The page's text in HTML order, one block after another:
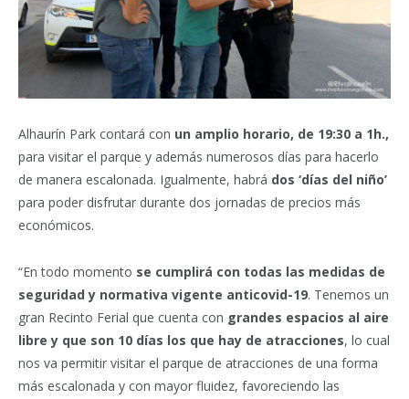
Alhaurín Park contará con un amplio horario, de 19:30 a 1h.,
para visitar el parque y además numerosos días para hacerlo
de manera escalonada. Igualmente, habrá dos ‘días del niño’
para poder disfrutar durante dos jornadas de precios más
económicos.
“En todo momento se cumplirá con todas las medidas de
seguridad y normativa vigente anticovid-19. Tenemos un
gran Recinto Ferial que cuenta con grandes espacios al aire
libre y que son 10 días los que hay de atracciones, lo cual
nos va permitir visitar el parque de atracciones de una forma
más escalonada y con mayor fluidez, favoreciendo las